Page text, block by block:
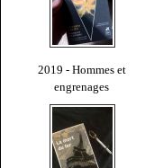
2019 - Hommes et
engrenages